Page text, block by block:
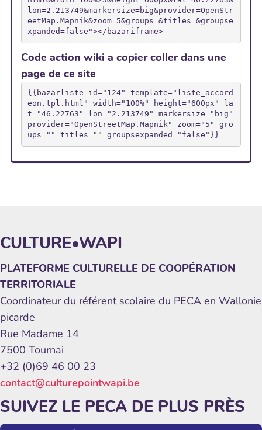
lon=2.213749&markersize=big&provider=OpenStr
eetMap.Mapnik&zoom=5&groups=&titles=&groupse
xpanded=false"></bazariframe>
Code action wiki a copier coller dans une
page de ce site
{{bazarliste id="124" template="liste_accord
eon.tpl.html" width="100%" height="600px" la
t="46.22763" lon="2.213749" markersize="big"
provider="OpenStreetMap.Mapnik" zoom="5" gro
ups="" titles="" groupsexpanded="false"}}
CULTURE•WAPI
PLATEFORME CULTURELLE DE COOPÉRATION
TERRITORIALE
Coordinateur du référent scolaire du PECA en Wallonie
picarde
Rue Madame 14
7500 Tournai
+32 (0)69 46 00 23
contact@culturepointwapi.be
SUIVEZ LE PECA DE PLUS PRÈS